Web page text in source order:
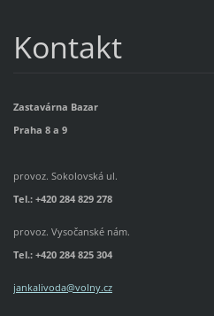
Kontakt
Zastavárna Bazar
Praha 8 a 9
provoz. Sokolovská ul.
Tel.: +420 284 829 278
provoz. Vysočanské nám.
Tel.: +420 284 825 304
jankalivoda@volny.cz